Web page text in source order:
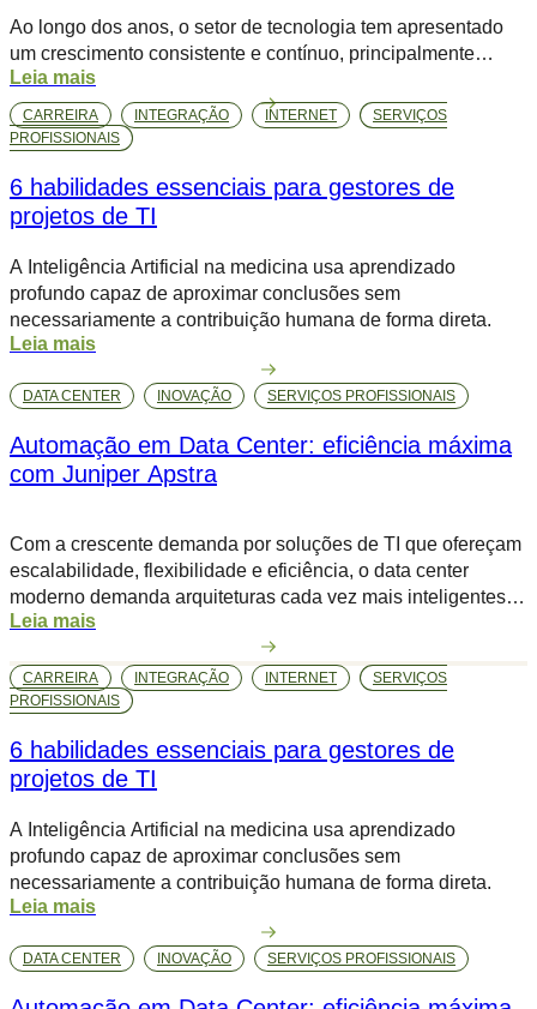
Ao longo dos anos, o setor de tecnologia tem apresentado
um crescimento consistente e contínuo, principalmente
quando se trata de redes e segurança, dois principais pilares
da infraestrutura. Estudos apontam que, até 2028, 91% dos
líderes da área pretendem expandir seus investimentos em
superando a […]
Leia mais
CARREIRA INTEGRAÇÃO INTERNET
SERVIÇOS
PROFISSIONAIS
6 habilidades essenciais para gestores de
projetos de TI
A Inteligência Artificial na medicina usa aprendizado
profundo capaz de aproximar conclusões sem
necessariamente a contribuição humana de forma direta.
Leia mais
DATA CENTER INOVAÇÃO SERVIÇOS PROFISSIONAIS
Automação em Data Center: eficiência máxima
com Juniper Apstra
Com a crescente demanda por soluções de TI que ofereçam
escalabilidade, flexibilidade e eficiência, o data center
moderno demanda arquiteturas cada vez mais inteligentes e
automatizadas para lidar com a complexidade crescente da
infraestrutura. Nesse cenário, o Juniper Apstra se destaca
como uma plataforma inovadora para a automação de redes
em data centers, proporcionando uma […]
Leia mais
CARREIRA INTEGRAÇÃO INTERNET
SERVIÇOS
PROFISSIONAIS
6 habilidades essenciais para gestores de
projetos de TI
A Inteligência Artificial na medicina usa aprendizado
profundo capaz de aproximar conclusões sem
necessariamente a contribuição humana de forma direta.
Leia mais
DATA CENTER INOVAÇÃO SERVIÇOS PROFISSIONAIS